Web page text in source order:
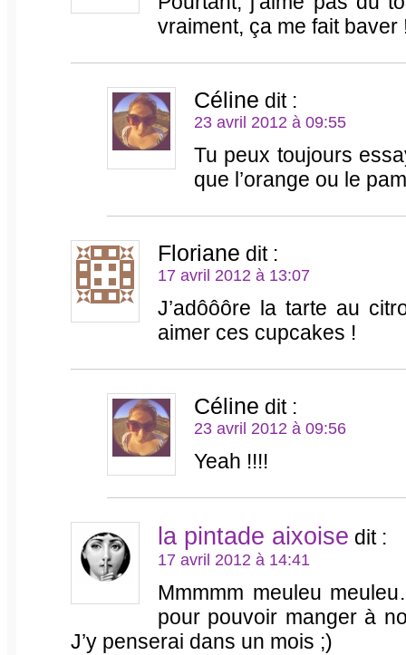
vraiment, ça me fait baver
Céline dit :
23 avril 2012 à 09:55
Tu peux toujours
que l’orange ou le
Floriane dit :
17 avril 2012 à 13:07
J’adôôôre la tarte au
aimer ces cupcakes !
Céline dit :
23 avril 2012 à 09:56
Yeah !!!!
la pintade aixoise dit :
17 avril 2012 à 14:41
Mmmmm meuleu
pour pouvoir manger à
J’y penserai dans un mois ;)